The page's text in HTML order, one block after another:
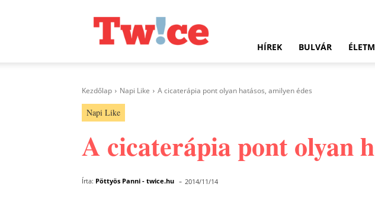
HÍREK BULVÁR
Kezdőlap Napi Like A cicaterápia pont olyan hatásos, amilyen édes
Napi Like
A cicaterápia pont olyan
Írta: Pöttyös Panni - twice.hu - 2014/11/14